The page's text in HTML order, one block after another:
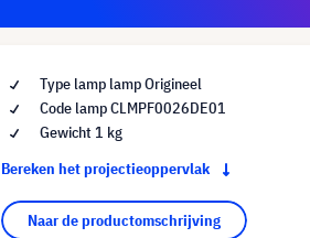
Type lamp lamp Origineel
Code lamp CLMPF0026DE01
Gewicht 1 kg
Bereken het projectieoppervlak
Naar de productomschrijving